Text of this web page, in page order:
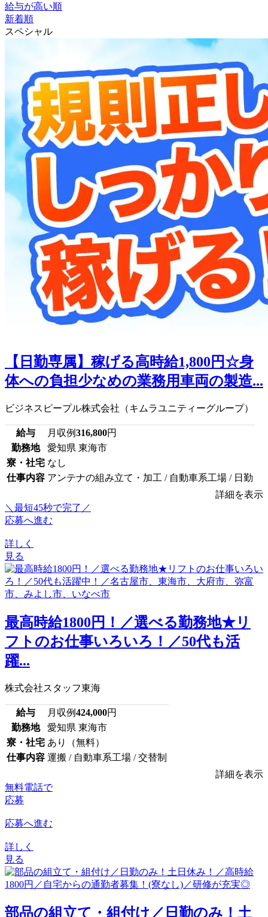
給与が高い順
新着順
スペシャル
【日勤専属】稼げる高時給1,800円☆身
体への負担少なめの業務用車両の製造...
ビジネスピープル株式会社（キムラユニティーグループ）
給与 月収例316,800円
勤務地
愛知県 東海市
寮・社宅 なし
仕事内容 アンテナの組み立て・加工 / 自動車系工場 / 日勤
詳細を表示
＼最短45秒で完了／
応募へ進む
詳しく
見る
最高時給1800円！／選べる勤務地★リ
フトのお仕事いろいろ！／50代も活
躍...
株式会社スタッフ東海
給与 月収例424,000円
勤務地
愛知県 東海市
寮・社宅 あり（無料）
仕事内容 運搬 / 自動車系工場 / 交替制
詳細を表示
無料電話で
応募
応募へ進む
詳しく
見る
部品の組立て・組付け／日勤のみ！土